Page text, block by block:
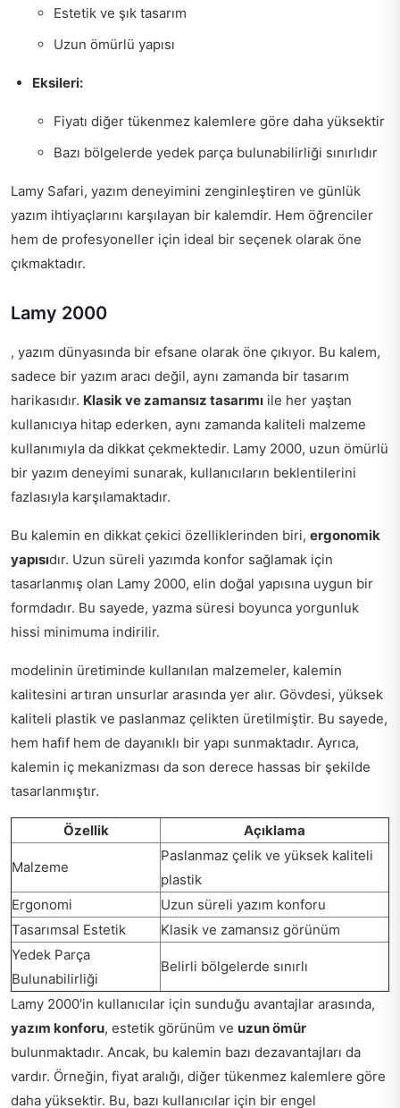
Estetik ve şık tasarım
Uzun ömürlü yapısı
Eksileri:
Fiyatı diğer tükenmez kalemlere göre daha yüksektir
Bazı bölgelerde yedek parça bulunabilirliği sınırlıdır
Lamy Safari, yazım deneyimini zenginleştiren ve günlük
yazım ihtiyaçlarını karşılayan bir kalemdir. Hem öğrenciler
hem de profesyoneller için ideal bir seçenek olarak öne
çıkmaktadır.
Lamy 2000
, yazım dünyasında bir efsane olarak öne çıkıyor. Bu kalem,
sadece bir yazım aracı değil, aynı zamanda bir tasarım
harikasıdır. Klasik ve zamansız tasarımı ile her yaştan
kullanıcıya hitap ederken, aynı zamanda kaliteli malzeme
kullanımıyla da dikkat çekmektedir. Lamy 2000, uzun ömürlü
bir yazım deneyimi sunarak, kullanıcıların beklentilerini
fazlasıyla karşılamaktadır.
Bu kalemin en dikkat çekici özelliklerinden biri, ergonomik
yapısıdır. Uzun süreli yazımda konfor sağlamak için
tasarlanmış olan Lamy 2000, elin doğal yapısına uygun bir
formdadır. Bu sayede, yazma süresi boyunca yorgunluk
hissi minimuma indirilir.
modelinin üretiminde kullanılan malzemeler, kalemin
kalitesini artıran unsurlar arasında yer alır. Gövdesi, yüksek
kaliteli plastik ve paslanmaz çelikten üretilmiştir. Bu sayede,
hem hafif hem de dayanıklı bir yapı sunmaktadır. Ayrıca,
kalemin iç mekanizması da son derece hassas bir şekilde
tasarlanmıştır.
Özellik Açıklama
Malzeme
Paslanmaz çelik ve yüksek kaliteli
plastik
Ergonomi
Uzun süreli yazım konforu
Tasarımsal Estetik
Klasik ve zamansız görünüm
Yedek Parça
Bulunabilirliği
Belirli bölgelerde sınırlı
Lamy 2000'in kullanıcılar için sunduğu avantajlar arasında,
yazım konforu, estetik görünüm ve uzun ömür
bulunmaktadır. Ancak, bu kalemin bazı dezavantajları da
vardır. Örneğin, fiyat aralığı, diğer tükenmez kalemlere göre
daha yüksektir. Bu, bazı kullanıcılar için bir engel